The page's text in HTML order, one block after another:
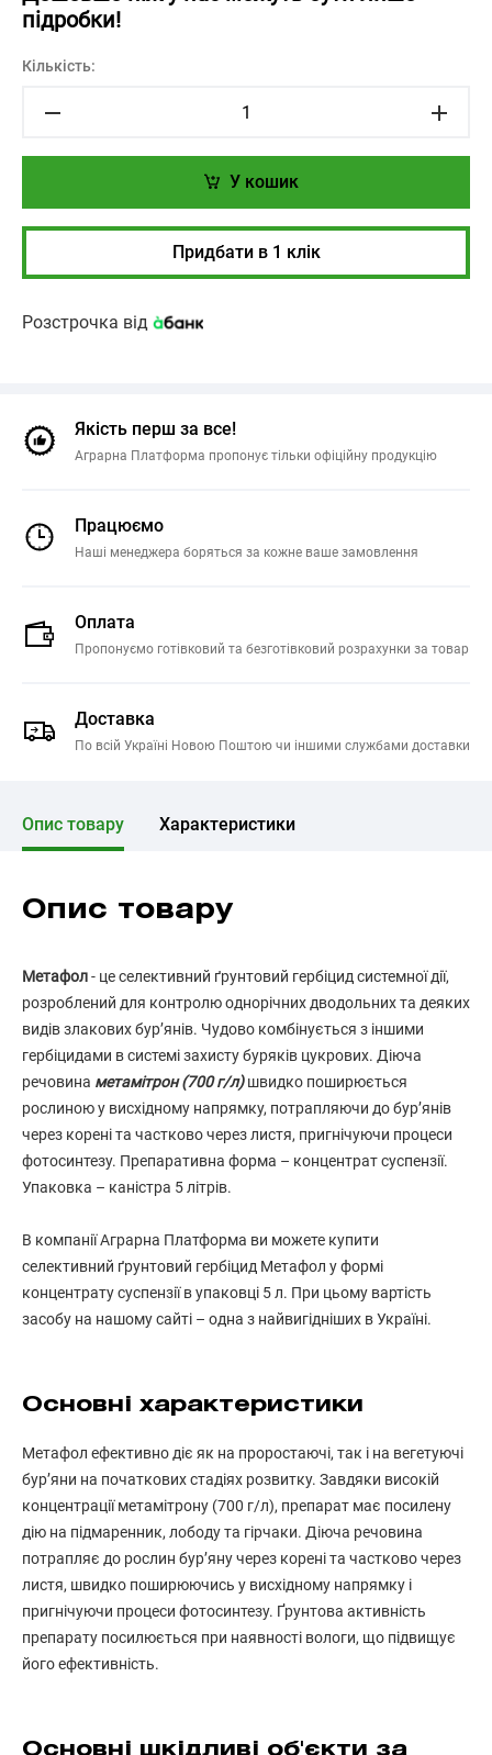
підробки!
Кількість:
У кошик
Придбати в 1 клік
Розстрочка від
Якість перш за все!
Аграрна Платформа пропонує тільки офіційну продукцію
Працюємо
Наші менеджера боряться за кожне ваше замовлення
Оплата
Пропонуємо готівковий та безготівковий розрахунки за товар
Доставка
По всій Україні Новою Поштою чи іншими службами доставки
Опис товару Характеристики
Опис товару
Метафол- це селективний ґрунтовий гербіцид системної дії,
розроблений для контролю однорічних дводольних та деяких
видів злакових бур’янів. Чудово комбінується з іншими
гербіцидами в системі захисту буряків цукрових. Діюча
речовина метамітрон (700 г/л)швидко поширюється
рослиною у висхідному напрямку, потрапляючи до бур’янів
через корені та частково через листя, пригнічуючи процеси
фотосинтезу. Препаративна форма – концентрат суспензії.
Упаковка – каністра 5 літрів.
В компанії Аграрна Платформа ви можете купити
селективний ґрунтовий гербіцид Метафол у формі
концентрату суспензії в упаковці 5 л. При цьому вартість
засобу на нашому сайті – одна з найвигідніших в Україні.
Основні характеристики
Метафол ефективно діє як на проростаючі, так і на вегетуючі
бур’яни на початкових стадіях розвитку. Завдяки високій
концентрації метамітрону (700 г/л), препарат має посилену
дію на підмаренник, лободу та гірчаки. Діюча речовина
потрапляє до рослин бур’яну через корені та частково через
листя, швидко поширюючись у висхідному напрямку і
пригнічуючи процеси фотосинтезу. Ґрунтова активність
препарату посилюється при наявності вологи, що підвищує
його ефективність.
Основні шкідливі об'єкти за